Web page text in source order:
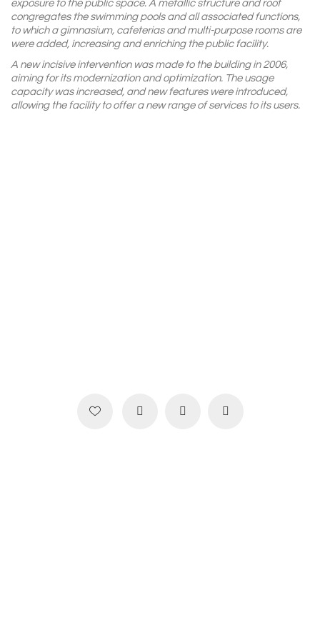
exposure to the public space. A metallic structure and roof
congregates the swimming pools and all associated functions,
to which a gimnasium, cafeterias and multi-purpose rooms are
were added, increasing and enriching the public facility.
A new incisive intervention was made to the building in 2006,
aiming for its modernization and optimization. The usage
capacity was increased, and new features were introduced,
allowing the facility to offer a new range of services to its users.